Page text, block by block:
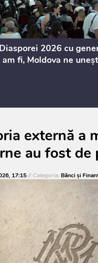
2026 cu
am fi, Moldova ne
externă a
au fost de
17:15// Categoria: Bănci şi